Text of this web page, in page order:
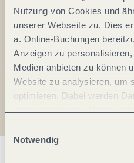
Nutzung von Cookies und
unserer Webseite zu. Dies
a. Online-Buchungen
Anzeigen zu
Medien anbieten zu können
Website zu analysieren, um
optimieren. Dabei werden
jederzeit widerrufen werden.
ablehnen" kann es zu
Notwendig
Adresse:
*
Ich erkläre mich mit der
einverstanden.
Auch den Mosel-
Jetzt